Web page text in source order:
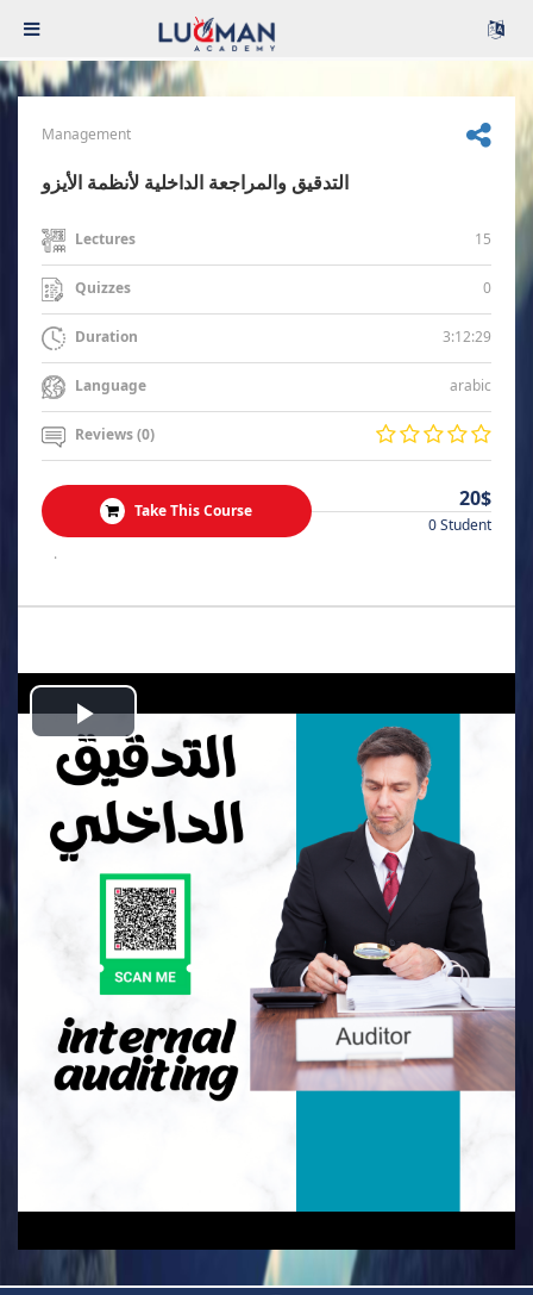
Management
التدقيق والمراجعة الداخلية لأنظمة الأيزو
Lectures 15
Quizzes 0
Duration 3:12:29
Language arabic
Reviews (0)
Take This Course 20$
0 Student
.
Play
Video